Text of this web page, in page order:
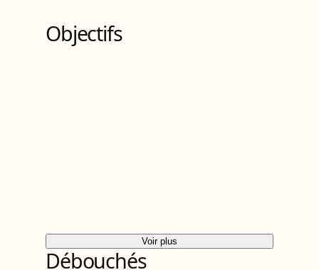
Objectifs
Voir plus
Débouchés